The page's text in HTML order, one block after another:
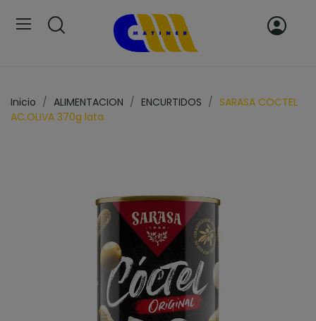
Inicio ALIMENTACION ENCURTIDOS
SARASA COCTEL
AC.OLIVA 370g lata